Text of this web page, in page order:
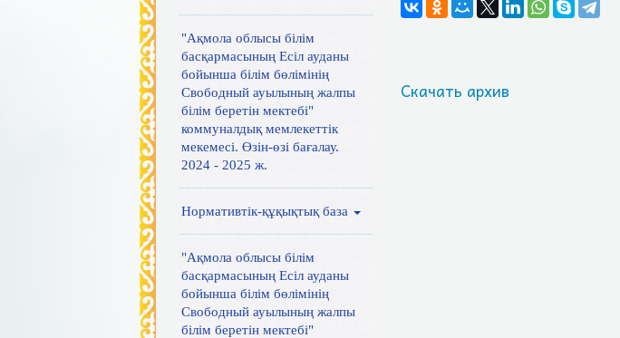
"Ақмола облысы білім
басқармасының Есіл ауданы
бойынша білім бөлімінің
Свободный ауылының жалпы
білім беретін мектебі"
коммуналдық мемлекеттік
мекемесі. Өзін-өзі бағалау.
2024 - 2025 ж.
Нормативтік-құқықтық база
"Ақмола облысы білім
басқармасының Есіл ауданы
бойынша білім бөлімінің
Свободный ауылының жалпы
білім беретін мектебі"
Скачать архив